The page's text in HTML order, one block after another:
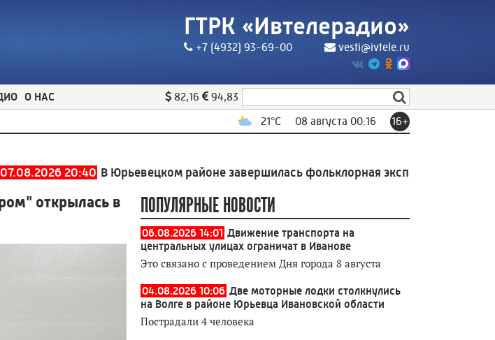
ГТРК «Ивтелерадио»
+7 (4932) 93-69-00 vesti@ivtele.ru
О НАС 82,16
94,83
21°C 08 августа 00:16 16+
20:40 В Юрьевецком районе завершилась фольклорная экспедиция Высшей школы
открылась в
ПОПУЛЯРНЫЕ НОВОСТИ
06.08.2026 14:01 Движение транспорта на
центральных улицах ограничат в Иванове
Это связано с проведением Дня города 8 августа
04.08.2026 10:06 Две моторные лодки столкнулись
на Волге в районе Юрьевца Ивановской области
Пострадали 4 человека